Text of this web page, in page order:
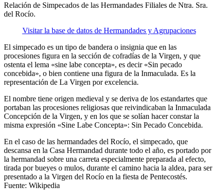
Relación de Simpecados de las Hermandades Filiales de Ntra. Sra.
del Rocío.
Visitar la base de datos de Hermandades y Agrupaciones
El simpecado es un tipo de bandera o insignia que en las
procesiones figura en la sección de cofradías de la Virgen, y que
ostenta el lema «sine labe concepta», es decir «Sin pecado
concebida», o bien contiene una figura de la Inmaculada. Es la
representación de La Virgen por excelencia.
El nombre tiene origen medieval y se deriva de los estandartes que
portaban las procesiones religiosas que reivindicaban la Inmaculada
Concepción de la Virgen, y en los que se solían hacer constar la
misma expresión «Sine Labe Concepta»: Sin Pecado Concebida.
En el caso de las hermandades del Rocío, el simpecado, que
descansa en la Casa Hermandad durante todo el año, es portado por
la hermandad sobre una carreta especialmente preparada al efecto,
tirada por bueyes o mulos, durante el camino hacia la aldea, para ser
presentado a la Virgen del Rocío en la fiesta de Pentecostés.
Fuente: Wikipedia
¿Cuántas hermandades participan en la romería?
¿Cuándo se construyó la primera ermita?
El traslado cada siete años
¿Cuales son los actos principales que se celebran en el
Rocío?
Quiero hacer el camino,¿que tengo que hacer?
En el Rocío, ¿dónde me alojo?